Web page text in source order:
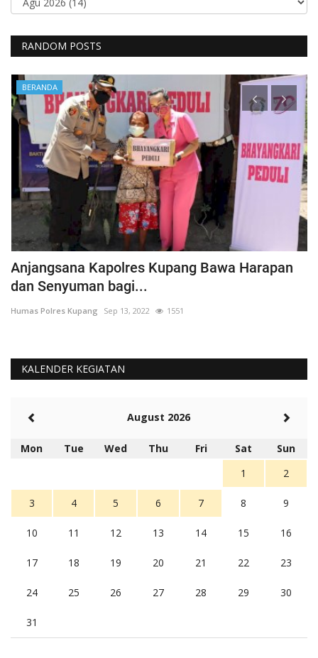
RANDOM POSTS
BERANDA
Anjangsana Kapolres Kupang Bawa Harapan
dan Senyuman bagi...
Humas Polres Kupang Sep 13, 2022 1551
KALENDER KEGIATAN
August 2026
Mon Tue Wed Thu Fri Sat
Sun
1
2
3 4 5 6 7 8 9
10 11 12 13 14 15 16
17 18 19 20 21 22 23
24 25 26 27 28 29 30
31